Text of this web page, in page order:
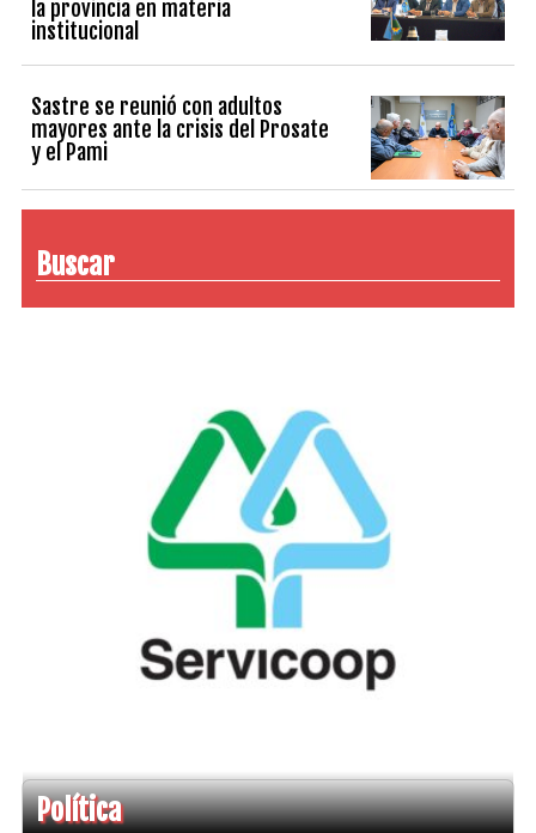
la provincia en materia
institucional
Sastre se reunió con adultos
mayores ante la crisis del Prosate
y el Pami
Buscar
Política